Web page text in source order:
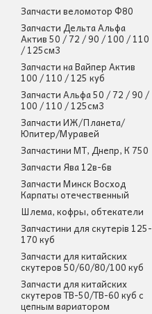
Запчасти веломотор Ф80
Запчасти Дельта Альфа
Актив 50 / 72 / 90 / 100 / 110
/ 125см3
Запчасти на Вайпер Актив
100 / 110 / 125 куб
Запчасти Альфа 50 / 72 / 90 /
100 / 110 / 125см3
Запчасти ИЖ/Планета/
Юпитер/Муравей
Запчастини МТ, Днепр, К 750
Запчасти Ява 12в-6в
Запчасти Минск Восход
Карпаты отечественный
Шлема, кофры, обтекатели
Запчастини для скутерів 125-
170 куб
Запчасти для китайских
скутеров 50/60/80/100 куб
Запчасти для китайских
скутеров ТВ-50/ТВ-60 куб с
цепным вариатором